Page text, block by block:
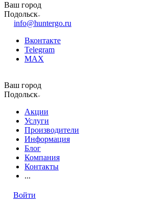
Ваш город
Подольск
info@huntergo.ru
Вконтакте
Telegram
MAX
Ваш город
Подольск
Акции
Услуги
Производители
Информация
Блог
Компания
Контакты
...
Войти